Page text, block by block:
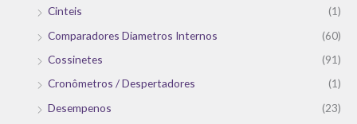
Cinteis
(1)
Comparadores Diametros Internos
(60)
Cossinetes
(91)
Cronômetros / Despertadores
(1)
Desempenos
(23)